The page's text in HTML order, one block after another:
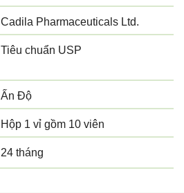
Cadila Pharmaceuticals Ltd.
Tiêu chuẩn USP
Ấn Độ
Hộp 1 vỉ gồm 10 viên
24 tháng